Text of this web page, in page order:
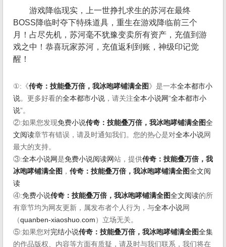
游戏降临现实，上一世挣扎求生的苏河在最终
BOSS降临时夺下特殊道具，重生在游戏降临前三个
月！占尽先机，苏河毫不犹豫变卖所有资产，充值到游
戏之中！恭喜玩家苏河，充值返利到账，神级印记觉
醒！
①:《传奇：技能叠万倍，我冰咆哮铺满全图 》是一本全本都市小
说。更多好看的全本都市小说 ，请关注全本小说网“全本都市小
说”。
②:如果您发现免费小说传奇：技能叠万倍，我冰咆哮铺满全图全
文阅读章节有错误，请及时通知我们。您的热心是对全本小说网
最大的支持。
③:全本小说网是免费小说阅读网站，提供传奇：技能叠万倍，我
冰咆哮铺满全图 ， 传奇：技能叠万倍，我冰咆哮铺满全图全文阅
读
④:免费小说传奇：技能叠万倍，我冰咆哮铺满全图全文阅读的所
有章节均为网友更新，属发布者个人行为，与全本小说网
（quanben-xiaoshuo.com ）立场无关。
⑤:如果您对完结小说传奇：技能叠万倍，我冰咆哮铺满全图全集
的作品版权、内容等方面有质疑，请及时与我们联系，我们将在